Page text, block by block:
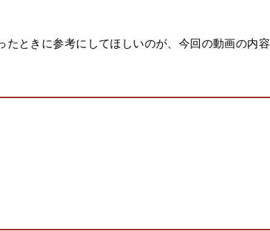
ときに参考にしてほしいのが、今回の動画の内容